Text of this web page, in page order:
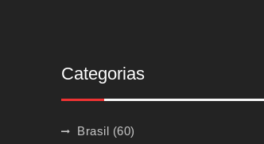
Categorias
Brasil (60)